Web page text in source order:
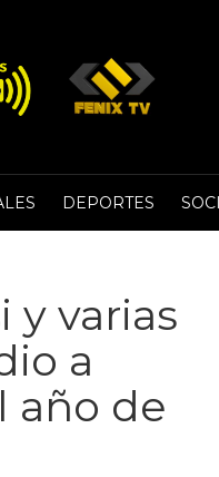
DEPORTES
y varias
a
año de